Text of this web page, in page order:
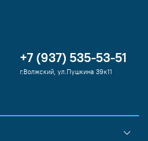
+7 (937) 535-53-51
г.Волжский, ул.Пушкина 39к11